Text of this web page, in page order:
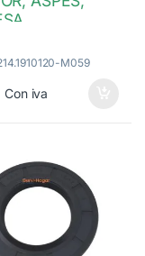
Triple labio
,
M059
Con iva